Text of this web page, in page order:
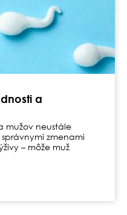
a
mužov neustále
zmenami
– môže muž
tvar a celkovú